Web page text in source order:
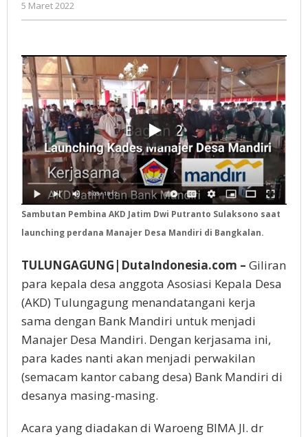
5 Maret 2022
Gatot
Sambutan Pembina AKD Jatim Dwi Putranto Sulaksono saat
launching perdana Manajer Desa Mandiri di Bangkalan.
TULUNGAGUNG|DutaIndonesia.com – Giliran
para kepala desa anggota Asosiasi Kepala Desa
(AKD) Tulungagung menandatangani kerja
sama dengan Bank Mandiri untuk menjadi
Manajer Desa Mandiri. Dengan kerjasama ini,
para kades nanti akan menjadi perwakilan
(semacam kantor cabang desa) Bank Mandiri di
desanya masing-masing.
Acara yang diadakan di Waroeng BIMA Jl. dr